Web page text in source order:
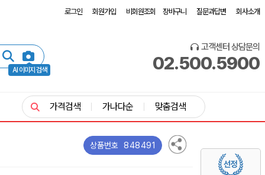
로그인 회원가입 비회원조회 장바구니 질문과답변 회사소개
AI 이미지 검색
고객센터 상담문의
02.500.5900
가격검색 가나다순 맞춤검색
상품번호 848491